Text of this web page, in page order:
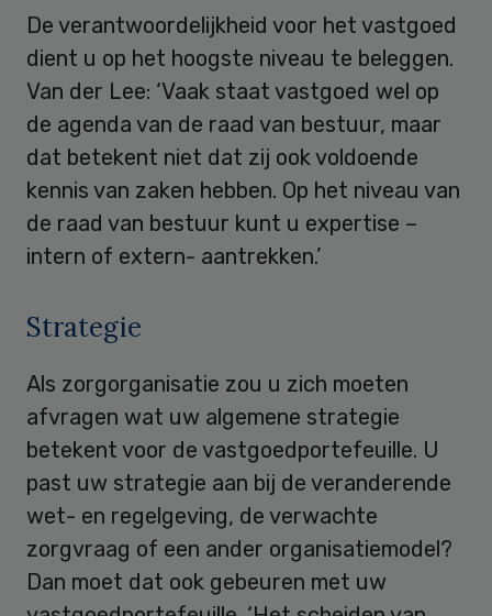
De verantwoordelijkheid voor het vastgoed
dient u op het hoogste niveau te beleggen.
Van der Lee: ‘Vaak staat vastgoed wel op
de agenda van de raad van bestuur, maar
dat betekent niet dat zij ook voldoende
kennis van zaken hebben. Op het niveau van
de raad van bestuur kunt u expertise –
intern of extern- aantrekken.’
Strategie
Als zorgorganisatie zou u zich moeten
afvragen wat uw algemene strategie
betekent voor de vastgoedportefeuille. U
past uw strategie aan bij de veranderende
wet- en regelgeving, de verwachte
zorgvraag of een ander organisatiemodel?
Dan moet dat ook gebeuren met uw